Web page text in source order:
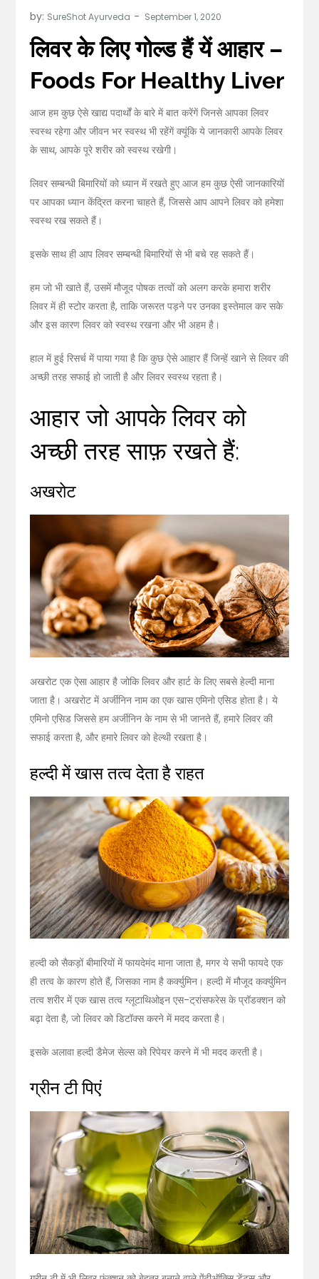
by: SureShot Ayurveda
लिवर के लिए गोल्ड हैं यें आहार –
Foods For Healthy Liver
आज हम कुछ ऐसे खाद्य पदार्थों के बारे में बात करेंगें जिनसे आपका लिवर
स्वस्थ रहेगा और जीवन भर स्वस्थ भी रहेंगें क्यूंकि ये जानकारी आपके लिवर
के साथ, आपके पूरे शरीर को स्वस्थ रखेगी।
लिवर सम्बन्धी बिमारियों को ध्यान में रखते हुए आज हम कुछ ऐसी जानकारियों
पर आपका ध्यान केंद्रित करना चाहते हैं, जिससे आप आपने लिवर को हमेशा
स्वस्थ रख सकते हैं।
इसके साथ ही आप लिवर सम्बन्धी बिमारियों से भी बचे रह सकते हैं।
हम जो भी खाते हैं, उसमें मौजूद पोषक तत्वों को अलग करके हमारा शरीर
लिवर में ही स्टोर करता है, ताकि जरूरत पड़ने पर उनका इस्तेमाल कर सके
और इस कारण लिवर को स्वस्थ रखना और भी अहम है।
हाल में हुई रिसर्च में पाया गया है कि कुछ ऐसे आहार हैं जिन्हें खाने से लिवर की
अच्छी तरह सफाई हो जाती है और लिवर स्वस्थ रहता है।
आहार जो आपके लिवर को
अच्छी तरह साफ़ रखते हैं:
अखरोट
अखरोट एक ऐसा आहार है जोकि लिवर और हार्ट के लिए सबसे हेल्दी माना
जाता है। अखरोट में अर्जीनिन नाम का एक खास एमिनो एसिड होता है। ये
एमिनो एसिड जिससे हम अर्जीनिन के नाम से भी जानते हैं, हमारे लिवर की
सफाई करता है, और हमारे लिवर को हेल्थी रखता है।
हल्दी में खास तत्व देता है राहत
हल्दी को सैकड़ों बीमारियों में फायदेमंद माना जाता है, मगर ये सभी फायदे एक
ही तत्व के कारण होते हैं, जिसका नाम है कर्क्युमिन। हल्दी में मौजूद कर्क्युमिन
तत्व शरीर में एक खास तत्व ग्लूटाथिओइन एस-ट्रांसफरेस के प्रॉडक्शन को
बढ़ा देता है, जो लिवर को डिटॉक्स करने में मदद करता है।
इसके अलावा हल्दी डैमेज सेल्स को रिपेयर करने में भी मदद करती है।
ग्रीन टी पिएं